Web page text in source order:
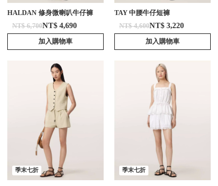
HALDAN 修身微喇叭牛仔褲
NT$ 6,700NT$ 4,690
加入購物車
TAY 中腰牛仔短褲
NT$ 4,600NT$ 3,220
加入購物車
季末七折 季末七折